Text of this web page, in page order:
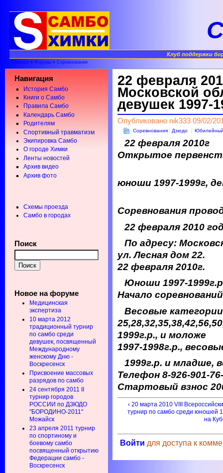
Клуб поддержки
Главная » Форумы» Соревнования
Навигация
История Самбо
Книги о Самбо
Правила Самбо
Календарь Самбо
Родителям
Спортивный травматизм
Экипировка Самбо
О городе Химки
Ленты новостей
Архив видео
Архив фото
Схемы проезда
Самбо в городах
Поиск
Новое на форуме
Медицинская
экспертиза
10 марта 2012
традиционный турнир
по самбо среди
девушек, посвященный
Международному
женскому Дню -
Воскресенск
Присвоение массовых
разрядов по самбо
24 сентября 2011 II
турнир городов
РОССИИ по ДЗЮДО
"БОРОДИНО-2011"
Можайск
23 апреля 2011 турнир
по спортиному и
боевому самбо
посвященный открытию
Федерации самбо -
Воскресенск
22 февраля
Московской
девушек 1997-
Опубликовано nik333 09/02/
Соревнования Дзюдо
22 февраля 2010г
Открытое
юноши 1997-1999г,
Соревнования
22 февраля 2010
По адресу:
ул. Лесная дом 22.
22 февраля 2010г.
Юноши 1997-
Начало
Весовые
1999г.р., и моложе
1997-1998г.р.,
1999г.р. и младше,
Телефон 8-926-901-
Стартовый взнос
‹ 20 марта 2010 VIII
турнир по самбо среди юношей
на
Войти для доступа к